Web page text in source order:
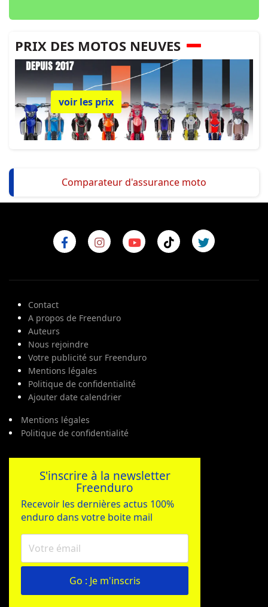
PRIX DES MOTOS NEUVES
voir les prix
Comparateur d'assurance moto
Contact
A propos de Freenduro
Auteurs
Nous rejoindre
Votre publicité sur Freenduro
Mentions légales
Politique de confidentialité
Ajouter date calendrier
Mentions légales
Politique de confidentialité
S'inscrire à la newsletter
Freenduro
Recevoir les dernières actus 100%
enduro dans votre boite mail
Go : Je m'inscris